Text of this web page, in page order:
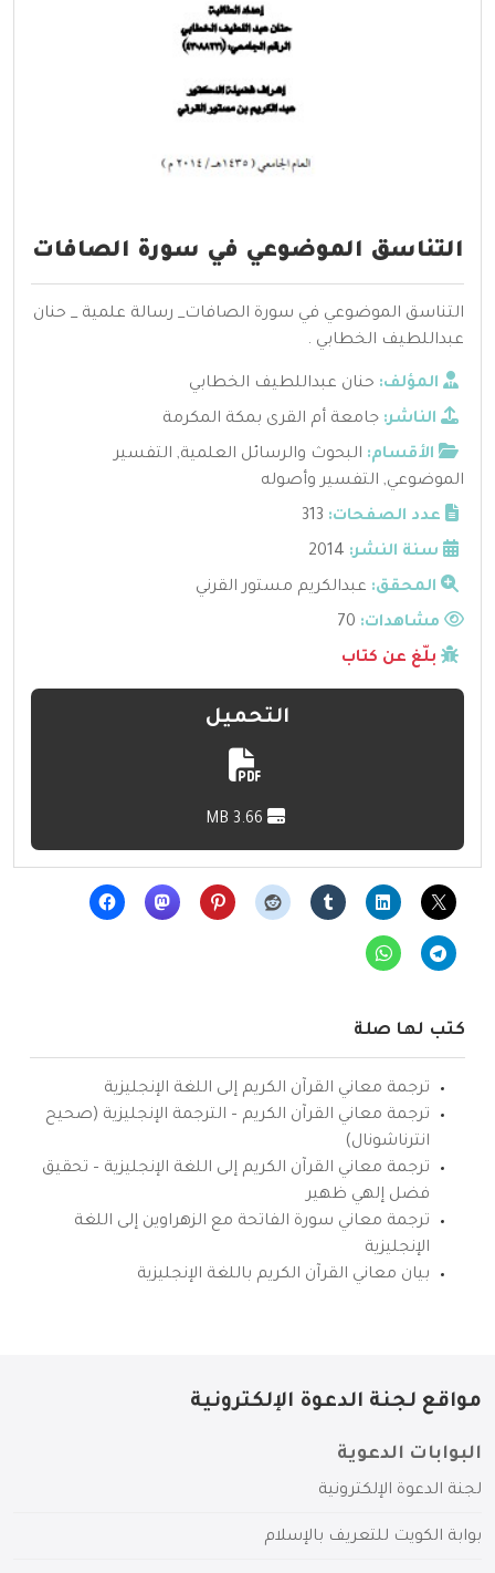
التناسق الموضوعي في سورة الصافات
التناسق الموضوعي في سورة الصافات_ رسالة علمية _ حنان
عبداللطيف الخطابي .
المؤلف: حنان عبداللطيف الخطابي
الناشر: جامعة أم القرى بمكة المكرمة
الأقسام: البحوث والرسائل العلمية, التفسير
الموضوعي, التفسير وأصوله
عدد الصفحات: 313
سنة النشر: 2014
المحقق: عبدالكريم مستور القرني
مشاهدات:
بلّغ عن كتاب
التحميل
كتب لها صلة
ترجمة معاني القرآن الكريم إلى اللغة الإنجليزية
ترجمة معاني القرآن الكريم – الترجمة الإنجليزية (صحيح
انترناشونال)
ترجمة معاني القرآن الكريم إلى اللغة الإنجليزية – تحقيق
فضل إلهي ظهير
ترجمة معاني سورة الفاتحة مع الزهراوين إلى اللغة
الإنجليزية
بيان معاني القرآن الكريم باللغة الإنجليزية
مواقع لجنة الدعوة الإلكترونية
البوابات الدعوية
لجنة الدعوة الإلكترونية
بوابة الكويت للتعريف بالإسلام